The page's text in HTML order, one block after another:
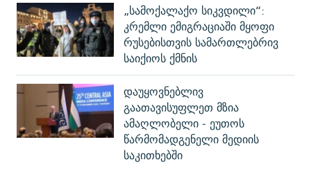
„სამოქალაქო სიკვდილი“:
კრემლი ემიგრაციაში მყოფი
რუსებისთვის სამართლებრივ
საიქიოს ქმნის
დაუყოვნებლივ
გაათავისუფლეთ მზია
ამაღლობელი - ეუთოს
წარმომადგენელი მედიის
საკითხებში